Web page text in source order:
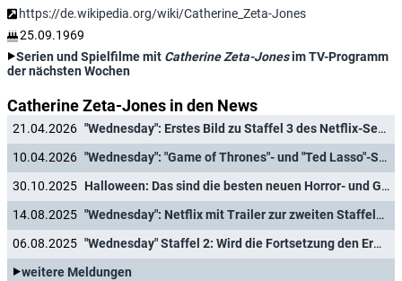
https://de.wikipedia.org/wiki/Catherine_Zeta-Jones
25.09.1969
Serien und Spielfilme mit Catherine Zeta-Jonesim TV-Programm
der nächsten Wochen
Catherine Zeta-Jones in den News
21.04.2026
"Wednesday": Erstes Bild zu Staffel 3 des Netflix-Serienhits überrascht
10.04.2026
"Wednesday": "Game of Thrones"- und "Ted Lasso"-Stars bereichern Staffel 3 mit Gastauftritten
30.10.2025
Halloween: Das sind die besten neuen Horror- und Gruselgeschichten auf Netflix & Co.
14.08.2025
"Wednesday": Netflix mit Trailer zur zweiten Staffelhälfte
06.08.2025
"Wednesday" Staffel 2: Wird die Fortsetzung den Erwartungen gerecht?
weitere Meldungen